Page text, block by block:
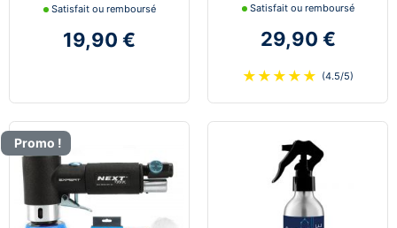
Satisfait ou remboursé
19,90 €
Satisfait ou remboursé
29,90 €
★ ★ ★ ★ ★ (4.5/5)
Promo !